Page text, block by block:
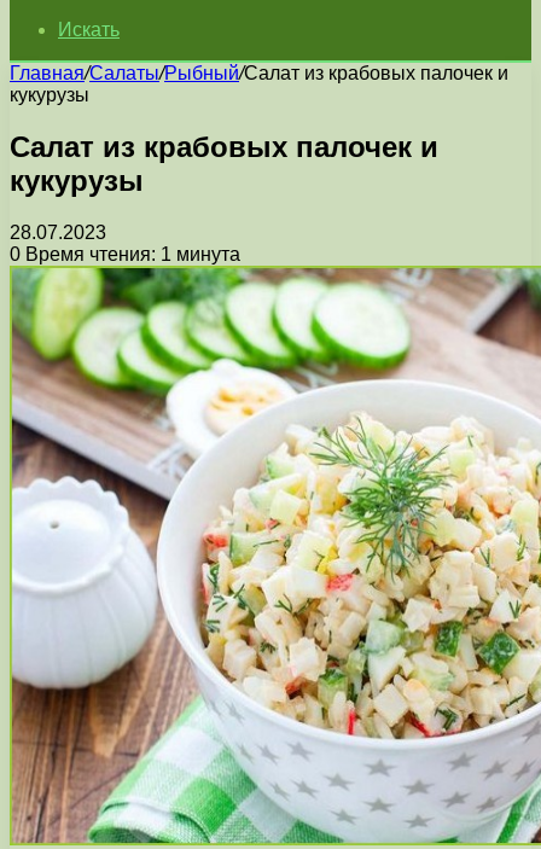
Искать
Главная/Салаты/Рыбный/Салат из крабовых палочек и
кукурузы
Салат из крабовых палочек и
кукурузы
28.07.2023
0 Время чтения: 1 минута